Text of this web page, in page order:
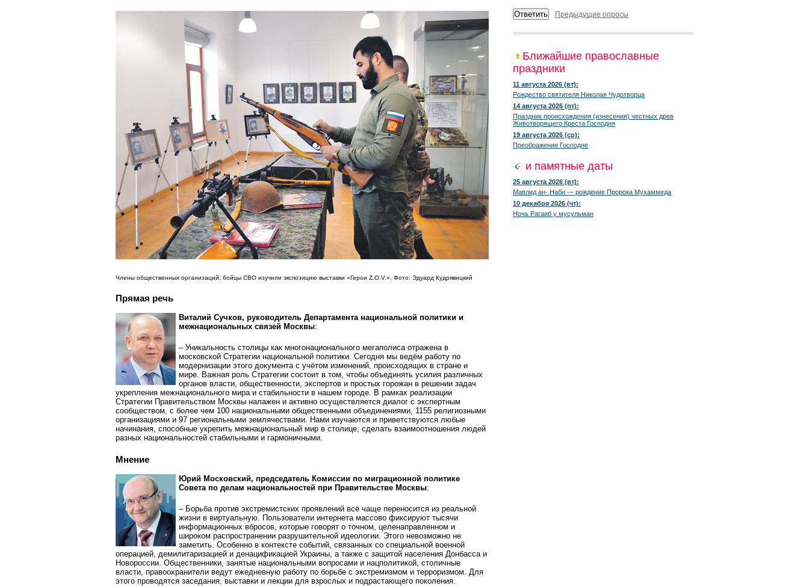
Предыдущие опросы
Ближайшие православные
праздники
11 августа 2026 (вт):
Рождество святителя Николая Чудотворца
14 августа 2026 (пт):
Праздник происхождения (изнесения) честных древ
Животворящего Креста Господня
19 августа 2026 (ср):
Преображение Господне
и памятные даты
25 августа 2026 (вт):
Мавлид ан- Наби — рождение Пророка Мухаммеда
10 декабря 2026 (чт):
Ночь Рагаиб у мусульман
Члены общественных организаций, бойцы СВО изучили экспозицию выставки «Герои Z.O.V.». Фото: Эдуард Кудрявицкий
Прямая речь
Виталий Сучков, руководитель Департамента национальной политики и
межнациональных связей Москвы:
– Уникальность столицы как многонационального мегаполиса отражена в
московской Стратегии национальной политики. Сегодня мы ведём работу по
модернизации этого документа с учётом изменений, происходящих в стране и
мире. Важная роль Стратегии состоит в том, чтобы объединять усилия различных
органов власти, общественности, экспертов и простых горожан в решении задач
укрепления межнационального мира и стабильности в нашем городе. В рамках реализации
Стратегии Правительством Москвы налажен и активно осуществляется диалог с экспертным
сообществом, с более чем 100 национальными общественными объединениями, 1155 религиозными
организациями и 97 региональными землячествами. Нами изучаются и приветствуются любые
начинания, способные укрепить межнациональный мир в столице, сделать взаимоотношения людей
разных национальностей стабильными и гармоничными.
Мнение
Юрий Московский, председатель Комиссии по миграционной политике
Совета по делам национальностей при Правительстве Москвы:
– Борьба против экстремистских проявлений всё чаще переносится из реальной
жизни в виртуальную. Пользователи интернета массово фиксируют тысячи
информационных вбросов, которые говорят о точном, целенаправленном и
широком распространении разрушительной идеологии. Этого невозможно не
заметить. Особенно в контексте событий, связанных со специальной военной
операцией, демилитаризацией и денацификацией Украины, а также с защитой населения Донбасса и
Новороссии. Общественники, занятые национальными вопросами и нацполитикой, столичные
власти, правоохранители ведут ежедневную работу по борьбе с экстремизмом и терроризмом. Для
этого проводятся заседания, выставки и лекции для взрослых и подрастающего поколения.